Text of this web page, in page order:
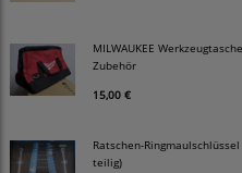
MILWAUKEE
Zubehör
15,00 €
Ratschen-
teilig)